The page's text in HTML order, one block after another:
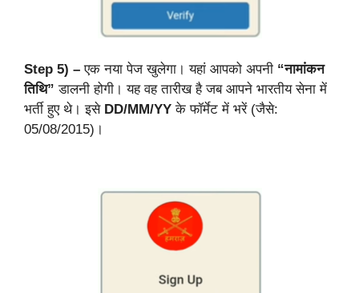
Step 5) – एक नया पेज खुलेगा। यहां आपको अपनी “नामांकन
तिथि” डालनी होगी। यह वह तारीख है जब आपने भारतीय सेना में
भर्ती हुए थे। इसे DD/MM/YY के फॉर्मेट में भरें (जैसे:
05/08/2015)।